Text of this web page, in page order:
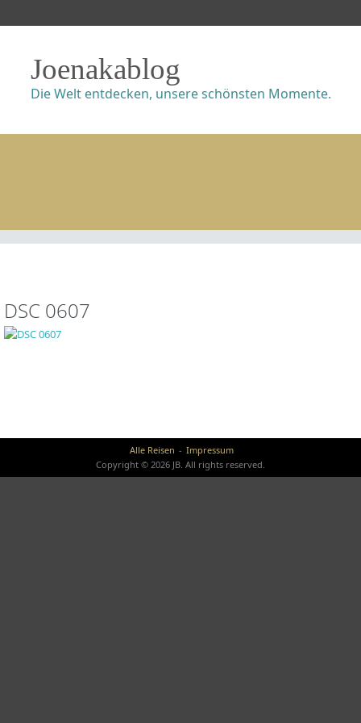
Joenakablog
Die Welt entdecken, unsere schönsten Momente.
DSC 0607
Alle Reisen
Impressum
Copyright © 2026 JB. All rights reserved.